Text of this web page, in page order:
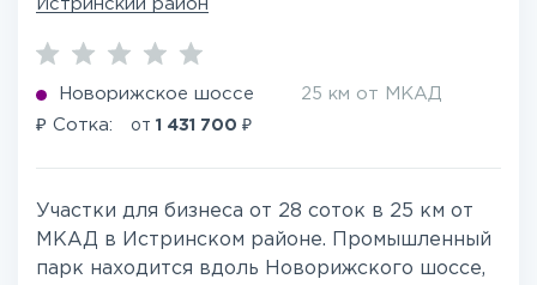
Истринский район
Новорижское шоссе 25 км от МКАД
₽ Сотка: от 1 431 700 ₽
Участки для бизнеса от 28 соток в 25 км от
МКАД в Истринском районе. Промышленный
парк находится вдоль Новорижского шоссе,